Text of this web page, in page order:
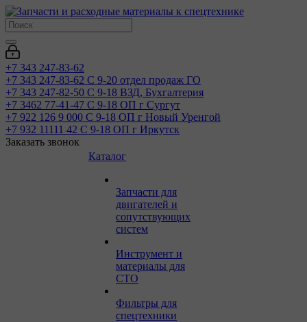
+7 343 247-83-62
+7 343 247-83-62 С 9-20 отдел продаж ГО
+7 343 247-82-50 С 9-18 ВЗД, Бухгалтерия
+7 3462 77-41-47 С 9-18 ОП г Сургут
+7 922 126 9 000 С 9-18 ОП г Новый Уренгой
+7 932 11111 42 С 9-18 ОП г Иркутск
Заказать звонок
Каталог
Запчасти для
двигателей и
сопутствующих
систем
Инструмент и
материалы для
СТО
Фильтры для
спецтехники